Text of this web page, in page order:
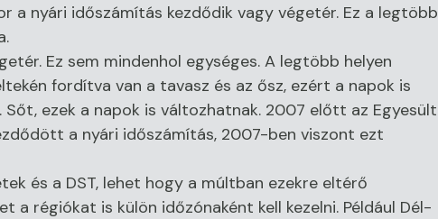
a nyári időszámítás kezdődik vagy végetér. Ez a legtöbb
Ez sem mindenhol egységes. A legtöbb helyen
fordítva van a tavasz és az ősz, ezért a napok is
ezek a napok is változhatnak. 2007 előtt az Egyesült
a nyári időszámítás, 2007-ben viszont ezt
és a DST, lehet hogy a múltban ezekre eltérő
a régiókat is külön időzónaként kell kezelni. Például Dél-